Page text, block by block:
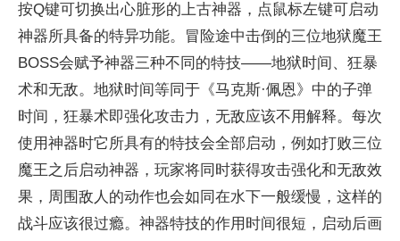
按Q键可切换出心脏形的上古神器，点鼠标左键可启动
神器所具备的特异功能。冒险途中击倒的三位地狱魔王
BOSS会赋予神器三种不同的特技——地狱时间、狂暴
术和无敌。地狱时间等同于《马克斯·佩恩》中的子弹
时间，狂暴术即强化攻击力，无敌应该不用解释。每次
使用神器时它所具有的特技会全部启动，例如打败三位
魔王之后启动神器，玩家将同时获得攻击强化和无敌效
果，周围敌人的动作也会如同在水下一般缓慢，这样的
战斗应该很过瘾。神器特技的作用时间很短，启动后画